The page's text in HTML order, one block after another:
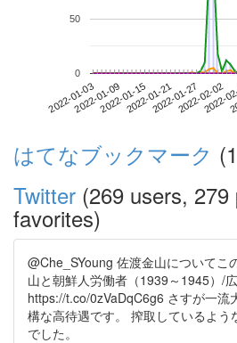
2022-01-032022-01-092022-01-152022-01-212022-01-272022-02-02
2022-
0
50
はてなブックマーク
Twitter (269 users, 279
favorites)
@Che_SYoung 佐渡金山についてこ
山と朝鮮人労働者（1939～1945）/
https://t.co/0zVaDqC6g6 さすが一流
構な高待遇です。 搾取しているよう
でした。